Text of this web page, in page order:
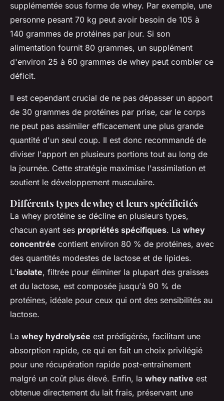
supplémentée sous forme de whey. Par exemple, une
personne pesant 70 kg peut avoir besoin de 105 à
140 grammes de protéines par jour. Si son
alimentation fournit 80 grammes, un supplément
d'environ 25 à 60 grammes de whey peut combler ce
déficit.
Il est cependant crucial de ne pas dépasser un apport
de 30 grammes de protéines par prise, car le corps
ne peut pas assimiler efficacement une plus grande
quantité d'un seul coup. Il est donc recommandé de
diviser l'apport en plusieurs portions tout au long de
la journée. Cette stratégie maximise l'assimilation et
soutient le développement musculaire.
Différents types de whey et leurs spécificités
La whey protéine se décline en plusieurs types,
chacun ayant ses propriétés spécifiques. La whey
concentrée contient environ 80 % de protéines, avec
des quantités modestes de lactose et de lipides.
L'isolate, filtrée pour éliminer la plupart des graisses
et du lactose, est composée jusqu'à 90 % de
protéines, idéale pour ceux qui ont des sensibilités au
lactose.
La whey hydrolysée est prédigérée, facilitant une
absorption rapide, ce qui en fait un choix privilégié
pour une récupération rapide post-entraînement
malgré un coût plus élevé. Enfin, la whey native est
obtenue directement du lait frais, préservant une